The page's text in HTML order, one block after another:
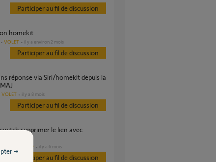
Participer au fil de discussion
homekit
VOLET il y a environ 2 mois
Participer au fil de discussion
VOLET il y a 8 mois
Participer au fil de discussion
DOMOTIQUE il y a 6 mois
Participer au fil de discussion
→